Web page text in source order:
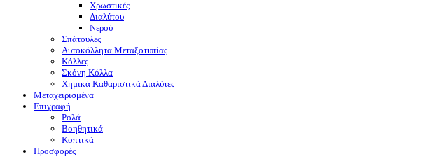
Χρωστικές
Διαλύτου
Νερού
Σπάτουλες
Αυτοκόλλητα Μεταξοτυπίας
Κόλλες
Σκόνη Κόλλα
Χημικά Καθαριστικά Διαλύτες
Μεταχειρισμένα
Επιγραφή
Ρολά
Βοηθητικά
Κοπτικά
Προσφορές